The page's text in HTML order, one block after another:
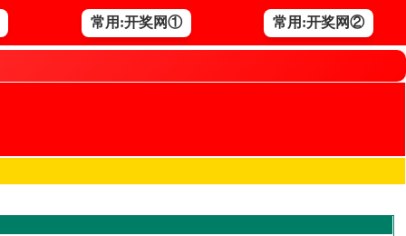
常用:开奖网① 常用:开奖网②